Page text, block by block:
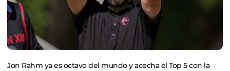
Jon Rahm ya es octavo del mundo y acecha el Top 5 con la